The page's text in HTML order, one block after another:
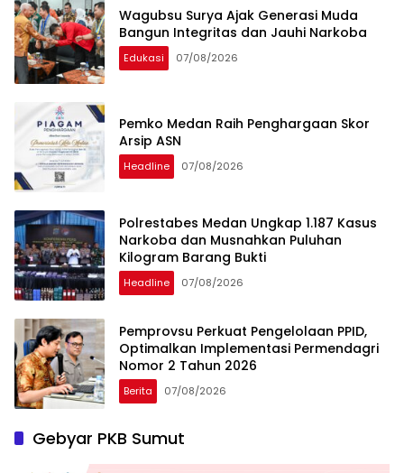
Wagubsu Surya Ajak Generasi Muda
Bangun Integritas dan Jauhi Narkoba
Edukasi 07/08/2026
Pemko Medan Raih Penghargaan Skor
Arsip ASN
Headline 07/08/2026
Polrestabes Medan Ungkap 1.187 Kasus
Narkoba dan Musnahkan Puluhan
Kilogram Barang Bukti
Headline 07/08/2026
Pemprovsu Perkuat Pengelolaan PPID,
Optimalkan Implementasi Permendagri
Nomor 2 Tahun 2026
Berita 07/08/2026
Gebyar PKB Sumut